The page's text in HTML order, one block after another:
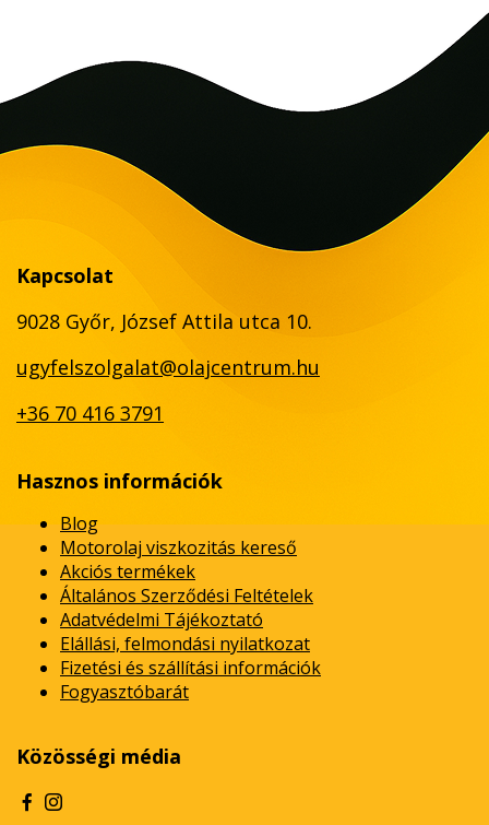
Kapcsolat
9028 Győr, József Attila utca 10.
ugyfelszolgalat@olajcentrum.hu
+36 70 416 3791
Hasznos információk
Blog
Motorolaj viszkozitás kereső
Akciós termékek
Általános Szerződési Feltételek
Adatvédelmi Tájékoztató
Elállási, felmondási nyilatkozat
Fizetési és szállítási információk
Fogyasztóbarát
Közösségi média